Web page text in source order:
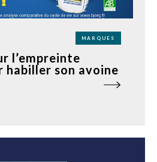
MARQUES
l’empreinte
habiller son avoine